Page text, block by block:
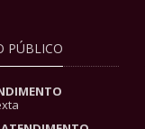
PÚBLICO